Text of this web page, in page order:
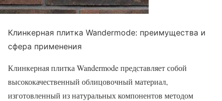
Клинкерная плитка Wandermode: преимущества и
сфера применения
Клинкерная плитка Wandermode представляет собой
высококачественный облицовочный материал,
изготовленный из натуральных компонентов методом